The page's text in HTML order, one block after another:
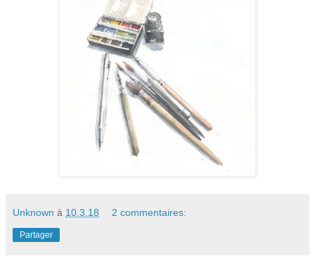
Unknown à 10.3.18 2 commentaires:
Partager